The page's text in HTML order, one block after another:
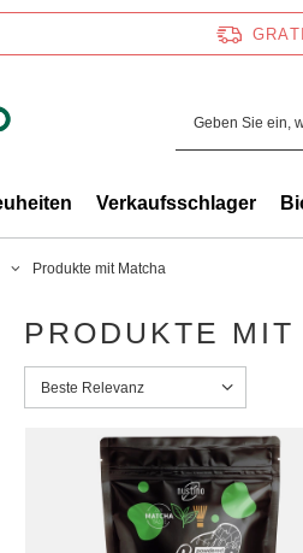
Verkaufsschlager
Produkte mit Matcha
PRODUKTE MIT
Sortierung ändern
Beste Relevanz